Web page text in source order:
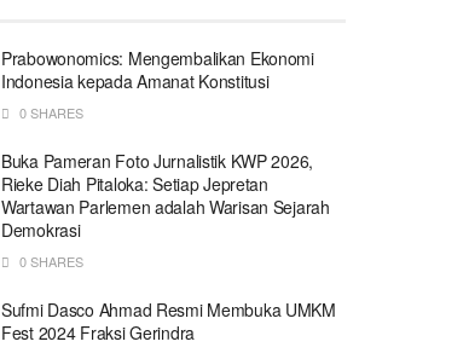
Prabowonomics: Mengembalikan Ekonomi
Indonesia kepada Amanat Konstitusi
0 SHARES
Buka Pameran Foto Jurnalistik KWP 2026,
Rieke Diah Pitaloka: Setiap Jepretan
Wartawan Parlemen adalah Warisan Sejarah
Demokrasi
0 SHARES
Sufmi Dasco Ahmad Resmi Membuka UMKM
Fest 2024 Fraksi Gerindra